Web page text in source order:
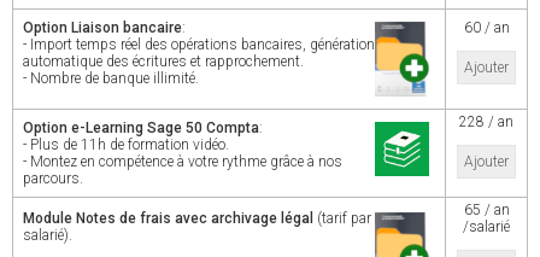
Option Liaison bancaire:
- Import temps réel des opérations bancaires, génération
automatique des écritures et rapprochement.
- Nombre de banque illimité.
60 / an
Ajouter
Option e-Learning Sage 50 Compta:
- Plus de 11h de formation vidéo.
- Montez en compétence à votre rythme grâce à nos
parcours.
228 / an
Ajouter
Module Notes de frais avec archivage légal (tarif par
salarié).
65 / an
/salarié